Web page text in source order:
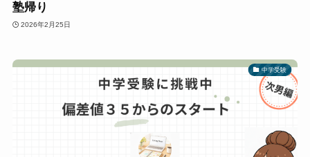
塾帰り
2026年2月25日
中学受験